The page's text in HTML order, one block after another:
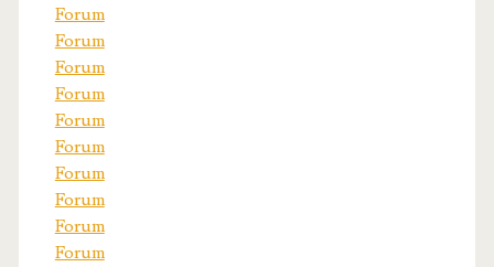
Forum
Forum
Forum
Forum
Forum
Forum
Forum
Forum
Forum
Forum